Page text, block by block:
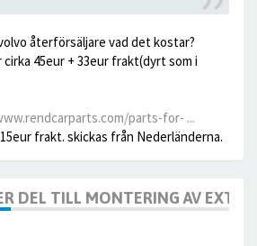
återförsäljare vad det kostar?
45eur + 33eur frakt(dyrt som i
parts-for- ...
frakt. skickas från Nederländerna.
DEL TILL MONTERING AV